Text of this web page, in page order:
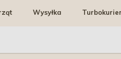
Wysyłka Turbokurier